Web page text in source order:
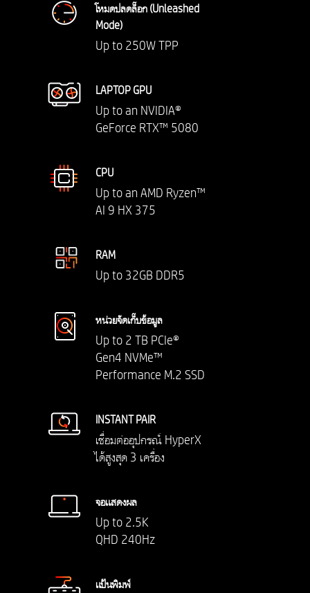
โหมดปลดล็อก (Unleashed
Mode)
Up to 250W TPP
LAPTOP GPU
Up to an NVIDIA®
GeForce RTX™ 5080
CPU
Up to an AMD Ryzen™
AI 9 HX 375
RAM
Up to 32GB DDR5
หน่วยจัดเก็บข้อมูล
Up to 2 TB PCIe®
Gen4 NVMe™
Performance M.2 SSD
INSTANT PAIR
เชื่อมต่ออุปกรณ์ HyperX
ได้สูงสุด 3 เครื่อง
จอแสดงผล
Up to 2.5K
QHD 240Hz
แป้นพิมพ์